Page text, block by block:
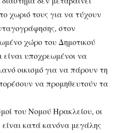
χωριό τους για να τύχουν
στον
χώρο του Δημοτικού
είναι υποχρεωμένοι να
οικισμό για να πάρουν τη
να προμηθευτούν τα
του Νομού Ηρακλείου, οι
είναι κατά κανόνα μεγάλης